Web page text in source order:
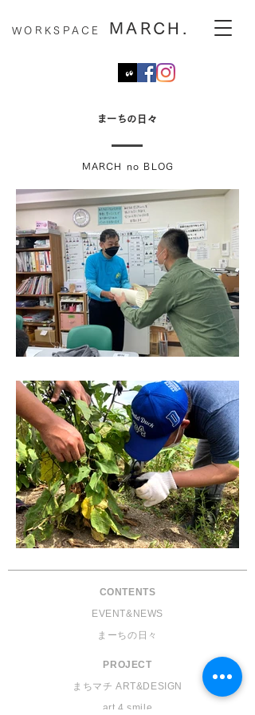
WORKSPACE MARCH.
まーちの日々
MARCH no BLOG
CONTENTS
EVENT&NEWS
​まーちの日々
PROJECT
まちマチ ART&DESIGN
art 4 smile